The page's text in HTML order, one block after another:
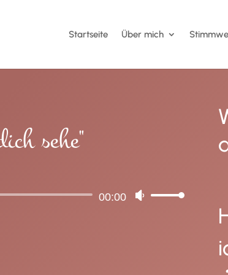
Startseite Über mich
sehe"
00:00
Pfeiltasten